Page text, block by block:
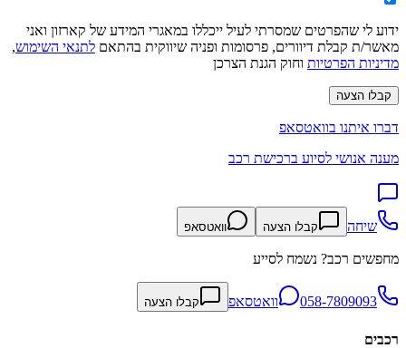
ידוע לי שהפרטים שמסרתי לעיל ייכללו במאגרי המידע של קארזון ואני
מאשר/ת קבלת דיוורים, פרסומות ופניה שיווקית בהתאם לתנאי השימוש,
מדיניות הפרטיות וחוק הגנת הצרכן
קבלו הצעה
דברו איתנו בוואטסאפ
מענה אנושי לסיוע ברכישת רכב
שיחה קבלו הצעה וואטסאפ
מחפשים רכב? נשמח לסייע
058-7809093 וואטסאפ קבלו הצעה
רכבים